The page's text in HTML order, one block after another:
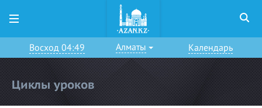
Восход 04:49 Алматы Календарь
Циклы уроков